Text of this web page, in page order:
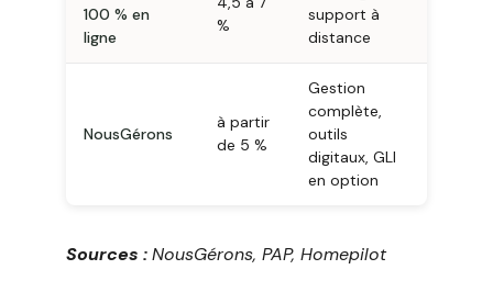
100 % en
ligne
%
support à
distance
NousGérons
à partir
de 5 %
Gestion
complète,
outils
digitaux, GLI
en option
Sources :NousGérons, PAP, Homepilot